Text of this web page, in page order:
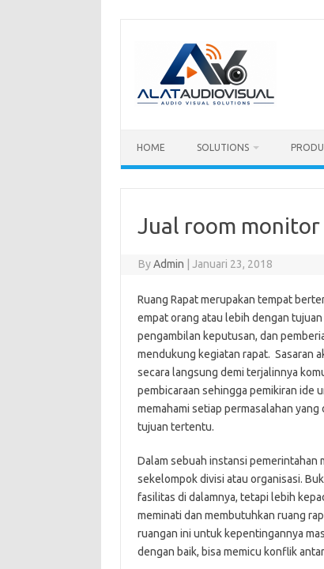
HOME SOLUTIONS
Jual room
ByAdmin Januari 23, 2018
Ruang Rapat merupakan tempat
empat orang atau lebih dengan
pengambilan keputusan, dan
mendukung kegiatan rapat. Sasaran
secara langsung demi terjalinnya
pembicaraan sehingga pemikiran ide
memahami setiap permasalahan
tujuan tertentu.
Dalam sebuah instansi pemerintahan
sekelompok divisi atau organisasi.
fasilitas di dalamnya, tetapi lebih
meminati dan membutuhkan ruang
ruangan ini untuk kepentingannya
dengan baik, bisa memicu konflik